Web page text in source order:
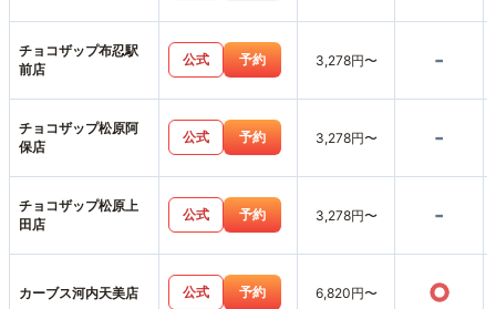
チョコザップ布忍駅
前店
公式 予約 3,278円〜 -
チョコザップ松原阿
保店
公式 予約 3,278円〜 -
チョコザップ松原上
田店
公式 予約 3,278円〜 -
カーブス河内天美店 公式 予約 6,820円〜 ○